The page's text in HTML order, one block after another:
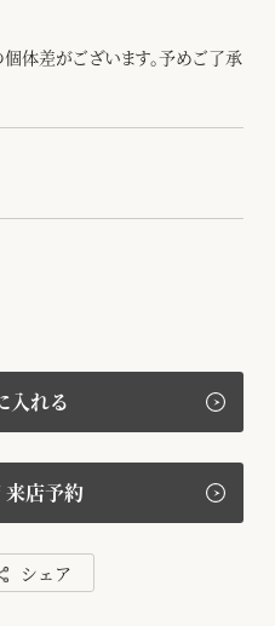
体差がございます。予めご了承
入れる
店予約
シェア